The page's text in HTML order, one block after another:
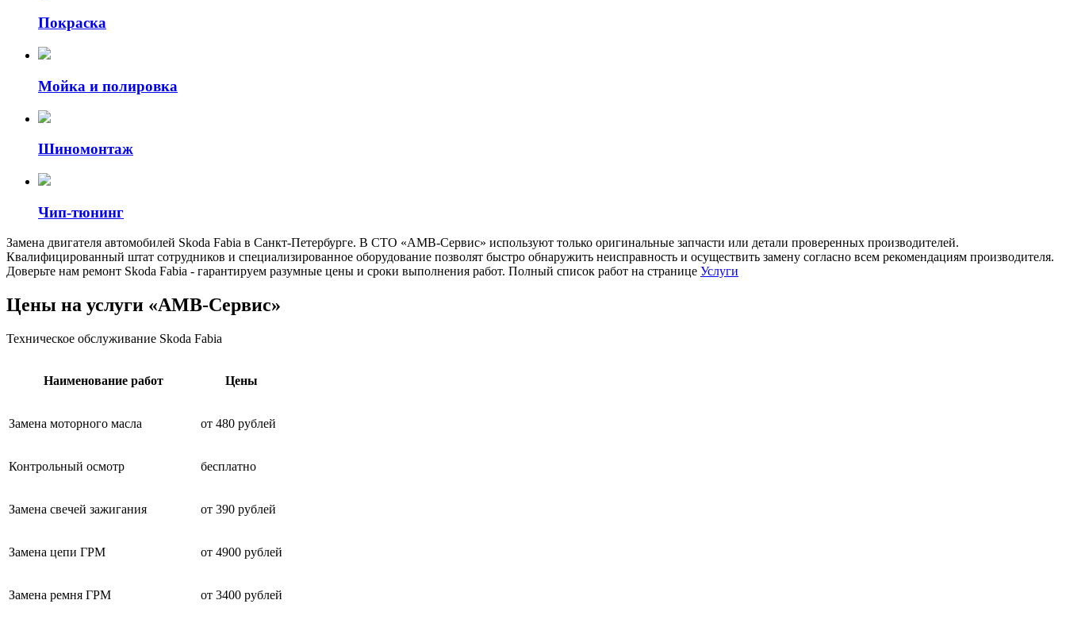
Покраска
Мойка и полировка
Шиномонтаж
Чип-тюнинг
Замена двигателя автомобилей Skoda Fabia в Санкт-Петербурге. В СТО «АМВ-Сервис» используют только оригинальные запчасти или детали проверенных производителей.
Квалифицированный штат сотрудников и специализированное оборудование позволят быстро обнаружить неисправность и осуществить замену согласно всем рекомендациям производителя.
Доверьте нам ремонт Skoda Fabia - гарантируем разумные цены и сроки выполнения работ. Полный список работ на странице Услуги
Цены на услуги «АМВ-Сервис»
Техническое обслуживание Skoda Fabia
Наименование работ Цены
Замена моторного масла от 480 рублей
Контрольный осмотр бесплатно
Замена свечей зажигания от 390 рублей
Замена цепи ГРМ от 4900 рублей
Замена ремня ГРМ от 3400 рублей